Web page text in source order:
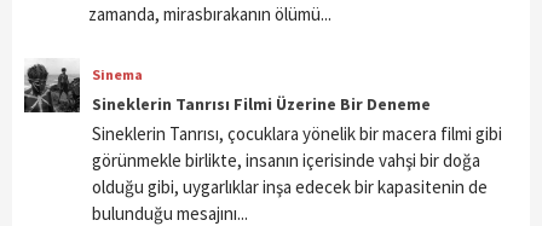
zamanda, mirasbırakanın ölümü...
Sinema
Sineklerin Tanrısı Filmi Üzerine Bir Deneme
Sineklerin Tanrısı, çocuklara yönelik bir macera filmi gibi
görünmekle birlikte, insanın içerisinde vahşi bir doğa
olduğu gibi, uygarlıklar inşa edecek bir kapasitenin de
bulunduğu mesajını...